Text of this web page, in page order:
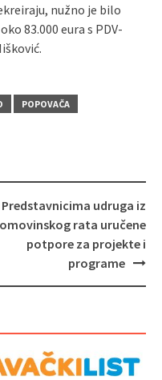
nužno je bilo
83.000 eura s PDV-
POPOVAČA
Predstavnicima udruga iz
rata uručene
potpore za projekte i
programe